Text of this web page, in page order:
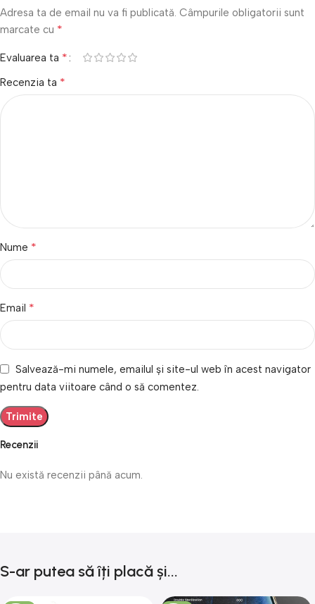
Recenzii
Nu există recenzii până acum.
Adresa ta de email nu va fi publicată. Câmpurile obligatorii sunt
marcate cu *
Evaluarea ta *
Recenzia ta *
Nume *
Email *
Salvează-mi numele, emailul și site-ul web în acest navigator
pentru data viitoare când o să comentez.
S-ar putea să îți placă și...